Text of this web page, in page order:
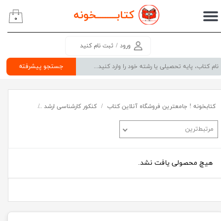
کتابــــــــخونه
جستجو پیشرفته
ورود / ثبت نام کنید
حساب کاربری من
سفارشات
خروج از حساب کاربری
۰
کتابخونه ! جامعترین فروشگاه آنلاین کتاب کنکور کارشناسی ارشد
مرتبط‌ترین
هیچ محصولی یافت نشد.